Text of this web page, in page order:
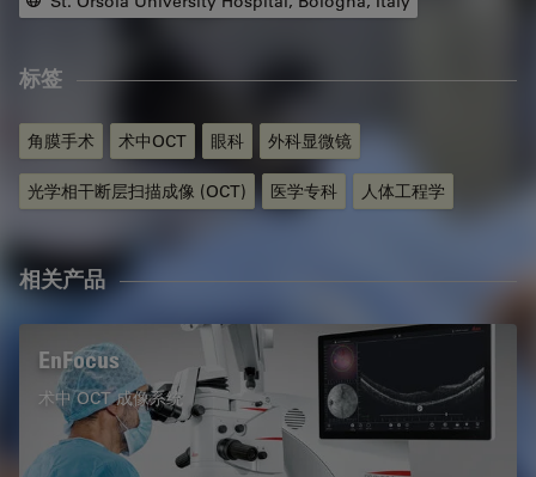
标签
角膜手术 术中OCT 眼科 外科显微镜
光学相干断层扫描成像 (OCT) 医学专科 人体工程学
相关产品
EnFocus
术中 OCT 成像系统